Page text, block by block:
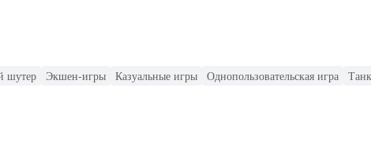
с новыми дизайнами танков и разблокировать
Combat: War Battle
шутер Экшен-игры Казуальные игры Однопользовательская игра Танк